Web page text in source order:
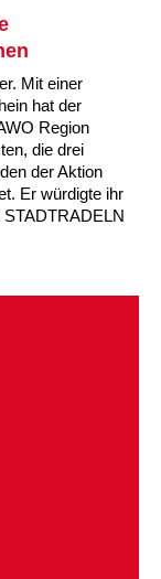
Weg /
Weg /
Mit einer
hat der
Region
die drei
der Aktion
Er würdigte ihr